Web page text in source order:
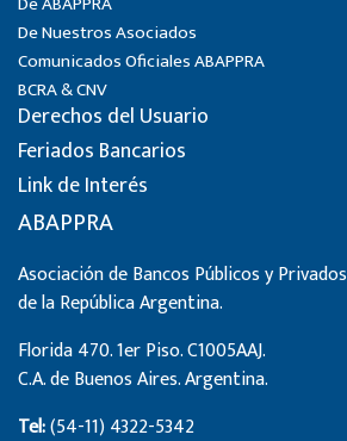
De Nuestros Asociados
Comunicados Oficiales ABAPPRA
BCRA & CNV
Derechos del Usuario
Feriados Bancarios
Link de Interés
ABAPPRA
Asociación de Bancos Públicos y Privados
de la República Argentina.
Florida 470. 1er Piso. C1005AAJ.
C.A. de Buenos Aires. Argentina.
Tel:(54-11) 4322-5342